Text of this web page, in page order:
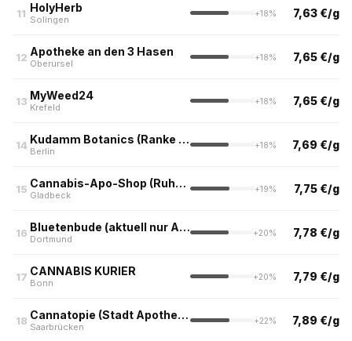
11 HolyHerb
Solingen
+18% 7,63 €/g
12 Apotheke an den 3 Hasen
Oberursel
+18% 7,65 €/g
13 MyWeed24
Krefeld
+18% 7,65 €/g
14 Kudamm Botanics (Ranke Apotheke Berlin)
Berlin
+18% 7,69 €/g
15 Cannabis-Apo-Shop (Ruhrpott)
Gladbeck
+19% 7,75 €/g
16 Bluetenbude (aktuell nur Abholung kein Versand)
Dortmund
+20% 7,78 €/g
17 CANNABIS KURIER
Bonn
+20% 7,79 €/g
18 Cannatopie (Stadt Apotheke, Saarbrücken)
Saarbrücken
+22% 7,89 €/g